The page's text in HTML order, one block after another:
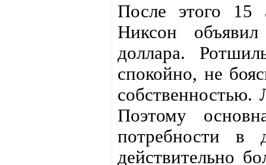
После этого 15
Никсон
доллара.
спокойно, не
Поэтому
потребности
действительно